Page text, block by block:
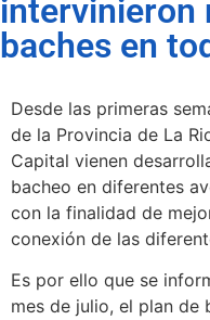
intervinieron
baches en
Desde las primeras
de la Provincia de La
Capital vienen
bacheo en diferentes
con la finalidad de
conexión de las
Es por ello que se
mes de julio, el plan